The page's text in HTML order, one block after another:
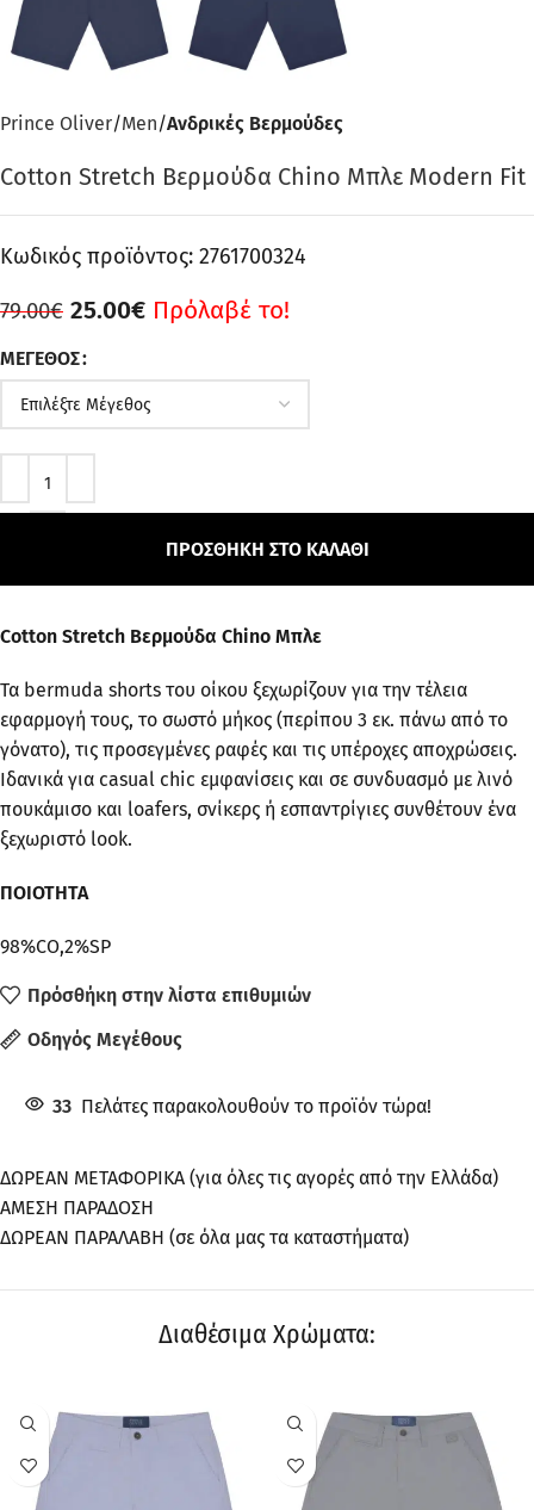
Prince Oliver Men Ανδρικές Βερμούδες
Cotton Stretch Βερμούδα Chino Μπλε Modern Fit
Κωδικός προϊόντος: 2761700324
79.00€ 25.00€ Πρόλαβέ το!
ΜΈΓΕΘΟΣ
ΠΡΟΣΘΉΚΗ ΣΤΟ ΚΑΛΆΘΙ
Cotton Stretch Βερμούδα Chino Μπλε
Τα bermuda shorts του οίκου ξεχωρίζουν για την τέλεια
εφαρμογή τους, το σωστό μήκος (περίπου 3 εκ. πάνω από το
γόνατο), τις προσεγμένες ραφές και τις υπέροχες αποχρώσεις.
Ιδανικά για casual chic εμφανίσεις και σε συνδυασμό με λινό
πουκάμισο και loafers, σνίκερς ή εσπαντρίγιες συνθέτουν ένα
ξεχωριστό look.
ΠΟΙΟΤΗΤΑ
98%CO,2%SP
Πρόσθήκη στην λίστα επιθυμιών
Οδηγός Μεγέθους
33 Πελάτες παρακολουθούν το προϊόν τώρα!
ΔΩΡΕΑΝ ΜΕΤΑΦΟΡΙΚΑ (για όλες τις αγορές από την Ελλάδα)
ΑΜΕΣΗ ΠΑΡΑΔΟΣΗ
ΔΩΡΕΑΝ ΠΑΡΑΛΑΒΗ (σε όλα μας τα καταστήματα)
Διαθέσιμα Χρώματα:
ΠΡΟΣΦΟΡΆ